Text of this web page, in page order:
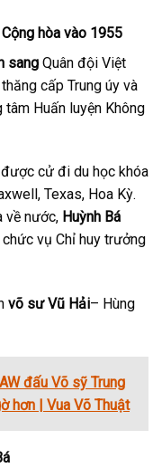
hòa vào 1955
sang Quân đội Việt
cấp Trung úy và
Huấn luyện Không
được cử đi du học khóa
Texas, Hoa Kỳ.
về nước, Huỳnh Bá
vụ Chỉ huy trưởng
võ sư Vũ Hải– Hùng
đấu Võ sỹ Trung
hơn | Vua Võ Thuật